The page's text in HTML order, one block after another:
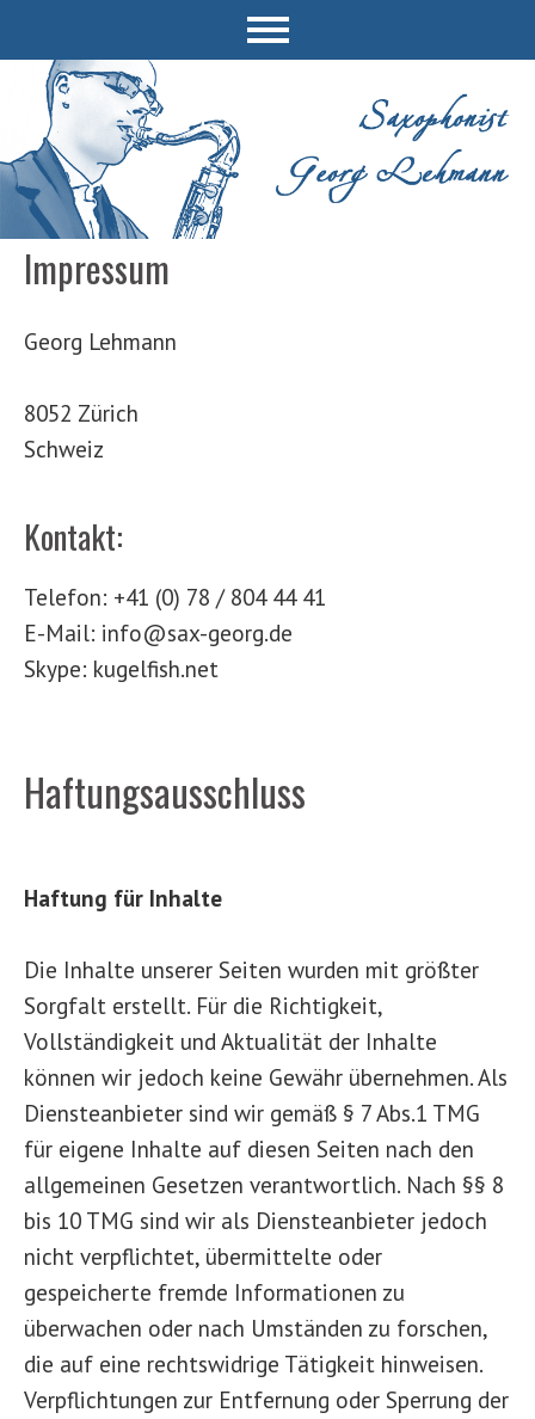
Impressum
Georg Lehmann
8052 Zürich
Schweiz
Kontakt:
Telefon: +41 (0) 78 / 804 44 41
E-Mail: info@sax-georg.de
Skype: kugelfish.net
Haftungsausschluss
Haftung für Inhalte
Die Inhalte unserer Seiten wurden mit größter
Sorgfalt erstellt. Für die Richtigkeit,
Vollständigkeit und Aktualität der Inhalte
können wir jedoch keine Gewähr übernehmen. Als
Diensteanbieter sind wir gemäß § 7 Abs.1 TMG
für eigene Inhalte auf diesen Seiten nach den
allgemeinen Gesetzen verantwortlich. Nach §§ 8
bis 10 TMG sind wir als Diensteanbieter jedoch
nicht verpflichtet, übermittelte oder
gespeicherte fremde Informationen zu
überwachen oder nach Umständen zu forschen,
die auf eine rechtswidrige Tätigkeit hinweisen.
Verpflichtungen zur Entfernung oder Sperrung der